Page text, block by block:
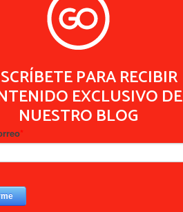
PARA RECIBIR
EXCLUSIVO DE
NUESTRO BLOG